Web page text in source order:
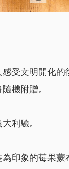
受文明開化的
機附贈。
利驗。
印象的莓果